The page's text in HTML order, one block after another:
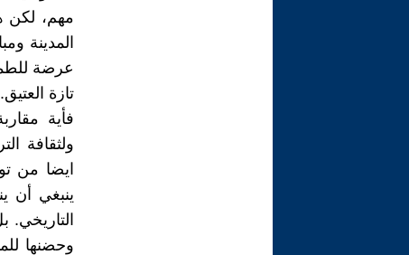
مهم، لكن
المدينة
عرضة
تازة العتيق.
فأية
ولثقافة
ايضا من
ينبغي أن
التاريخي.
وحضنها